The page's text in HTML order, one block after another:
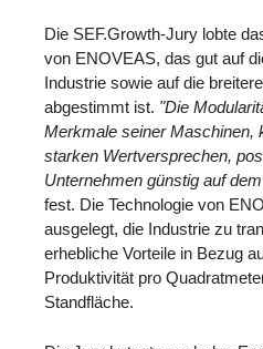
Die SEF.Growth-Jury lobte
von ENOVEAS, das gut auf
Industrie sowie auf die
abgestimmt ist. "Die
Merkmale seiner Maschinen,
starken Wertversprechen,
Unternehmen günstig auf
fest. Die Technologie von
ausgelegt, die Industrie zu
erhebliche Vorteile in Bezug
Produktivität pro
Standfläche.